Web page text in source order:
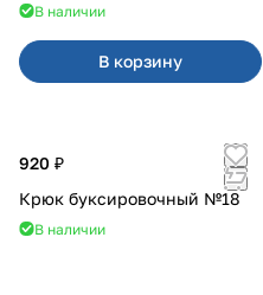
В наличии
В корзину
920 ₽
Крюк буксировочный №18
В наличии